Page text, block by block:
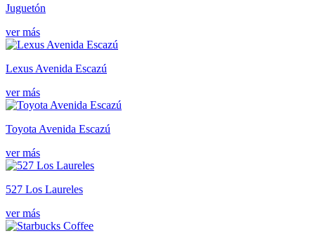
Juguetón
ver más
Lexus Avenida Escazú
ver más
Toyota Avenida Escazú
ver más
527 Los Laureles
ver más